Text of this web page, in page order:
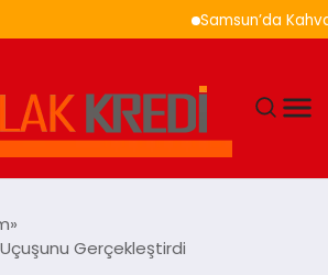
Samsun’da Kahvaltı
Gerçekleştirdi